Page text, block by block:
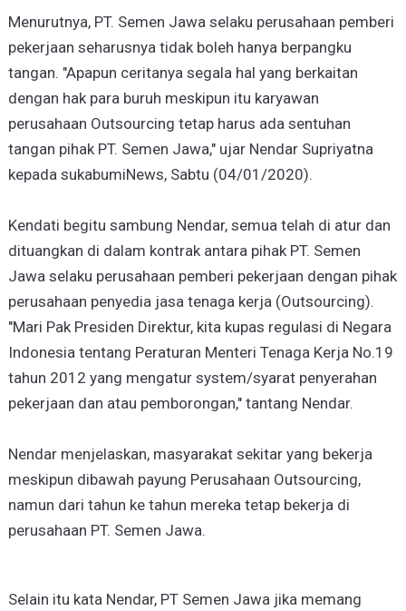
Menurutnya, PT. Semen Jawa selaku perusahaan pemberi
pekerjaan seharusnya tidak boleh hanya berpangku
tangan. "Apapun ceritanya segala hal yang berkaitan
dengan hak para buruh meskipun itu karyawan
perusahaan Outsourcing tetap harus ada sentuhan
tangan pihak PT. Semen Jawa," ujar Nendar Supriyatna
kepada sukabumiNews, Sabtu (04/01/2020).
Kendati begitu sambung Nendar, semua telah di atur dan
dituangkan di dalam kontrak antara pihak PT. Semen
Jawa selaku perusahaan pemberi pekerjaan dengan pihak
perusahaan penyedia jasa tenaga kerja (Outsourcing).
"Mari Pak Presiden Direktur, kita kupas regulasi di Negara
Indonesia tentang Peraturan Menteri Tenaga Kerja No.19
tahun 2012 yang mengatur system/syarat penyerahan
pekerjaan dan atau pemborongan," tantang Nendar.
Nendar menjelaskan, masyarakat sekitar yang bekerja
meskipun dibawah payung Perusahaan Outsourcing,
namun dari tahun ke tahun mereka tetap bekerja di
perusahaan PT. Semen Jawa.
Selain itu kata Nendar, PT Semen Jawa jika memang